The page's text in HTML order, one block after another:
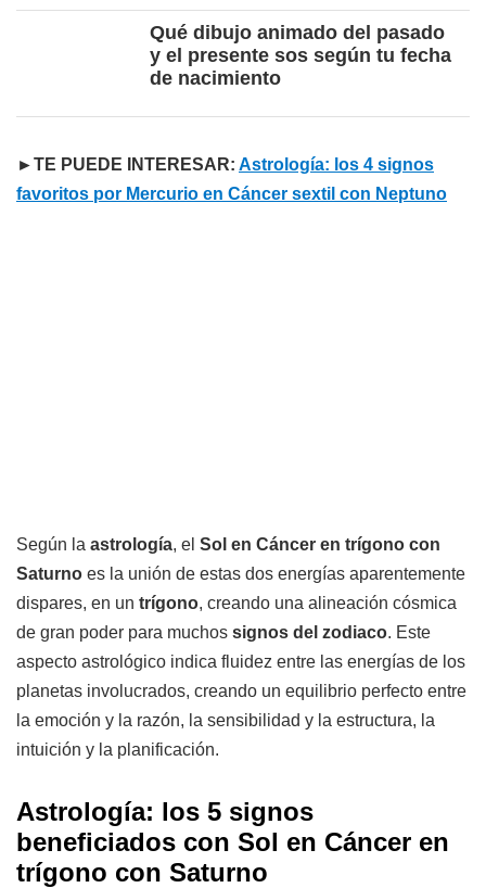
Qué dibujo animado del pasado
y el presente sos según tu fecha
de nacimiento
►TE PUEDE INTERESAR: Astrología: los 4 signos
favoritos por Mercurio en Cáncer sextil con Neptuno
Según la astrología, el Sol en Cáncer en trígono con
Saturno es la unión de estas dos energías aparentemente
dispares, en un trígono, creando una alineación cósmica
de gran poder para muchos signos del zodiaco. Este
aspecto astrológico indica fluidez entre las energías de los
planetas involucrados, creando un equilibrio perfecto entre
la emoción y la razón, la sensibilidad y la estructura, la
intuición y la planificación.
Astrología: los 5 signos
beneficiados con Sol en Cáncer en
trígono con Saturno